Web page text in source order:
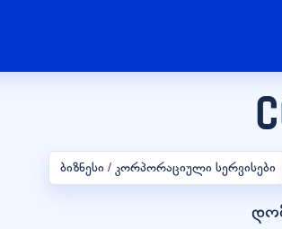
ბიზნესი / კორპორაციული სერვისები